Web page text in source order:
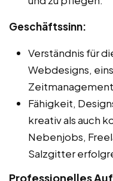
Geschäftssinn:
Verständnis für
Webdesigns,
Fähigkeit,
kreativ als auch
Nebenjobs,
Salzgitter
Professionelles